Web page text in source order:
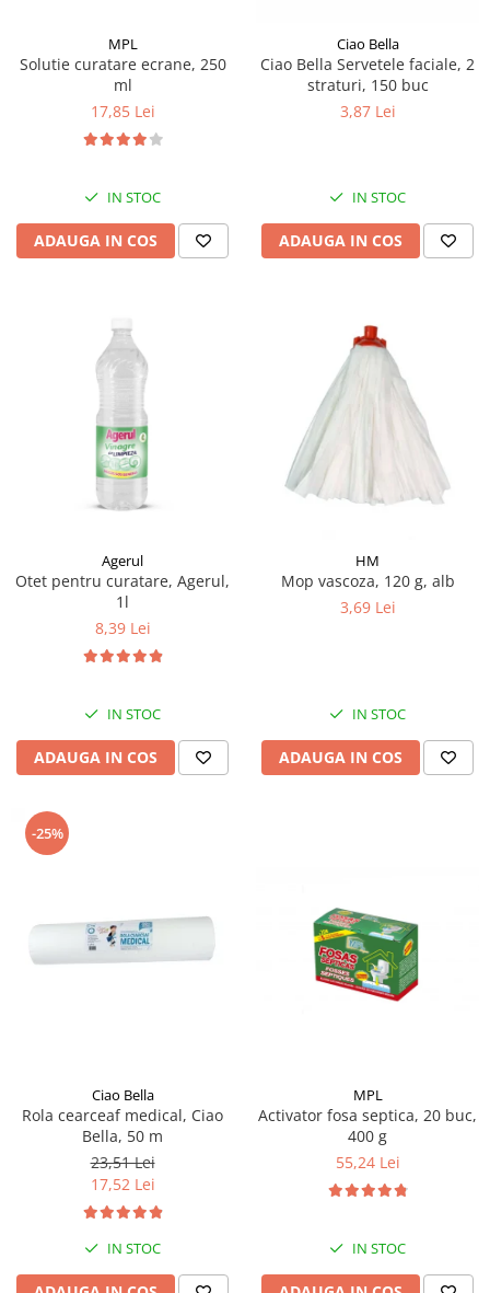
Sistem unica folosinta
Uscatoare maini
MPL
Solutie curatare ecrane, 250
ml
17,85 Lei
IN STOC
ADAUGA IN COS
Ciao Bella
Ciao Bella Servetele faciale, 2
straturi, 150 buc
3,87 Lei
IN STOC
ADAUGA IN COS
Agerul
Otet pentru curatare, Agerul,
1l
8,39 Lei
IN STOC
ADAUGA IN COS
HM
Mop vascoza, 120 g, alb
3,69 Lei
IN STOC
ADAUGA IN COS
-25%
Ciao Bella
Rola cearceaf medical, Ciao
Bella, 50 m
23,51 Lei
17,52 Lei
IN STOC
MPL
Activator fosa septica, 20 buc,
400 g
55,24 Lei
IN STOC